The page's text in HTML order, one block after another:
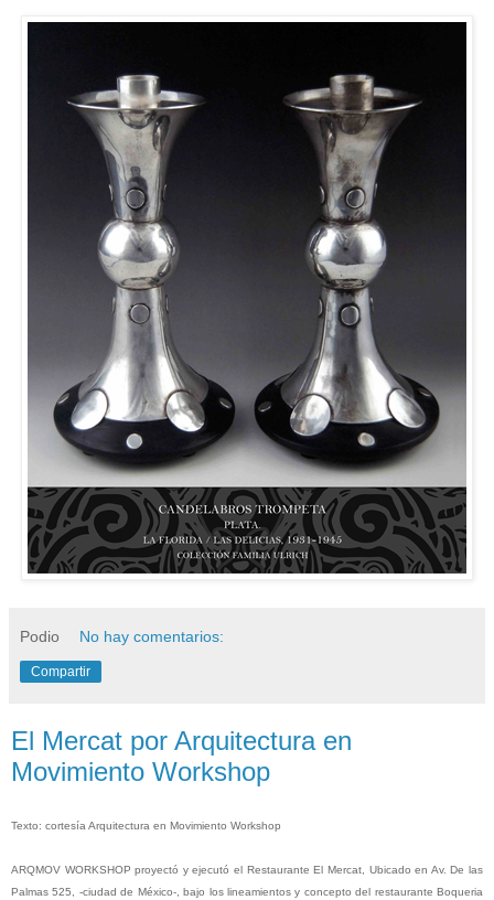
Podio No hay comentarios:
Compartir
El Mercat por Arquitectura en
Movimiento Workshop
Texto: cortesía Arquitectura en Movimiento Workshop
ARQMOV WORKSHOP proyectó y ejecutó el Restaurante El Mercat, Ubicado en Av. De las
Palmas 525, -ciudad de México-, bajo los lineamientos y concepto del restaurante Boqueria